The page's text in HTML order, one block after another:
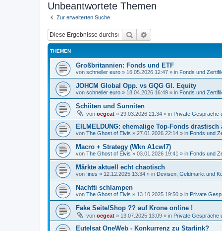
Unbeantwortete Themen
Zur erweiterten Suche
Suche
THEMEN
Großbritannien: Fonds und ETF
von schneller euro » 16.05.2026 12:47 » in Fonds und
JOHCM Global Opp. vs GQG Gl. Equity
von schneller euro » 18.04.2026 16:49 » in Fonds und
Schiiten und Sunniten
von oegeat » 29.03.2026 21:34 » in Private Gespräche
EILMELDUNG: ehemalige Top-Fonds
von The Ghost of Elvis » 27.01.2026 22:14 » in Fonds und
Macro + Strategy (Wkn A1cwl7)
von The Ghost of Elvis » 03.01.2026 19:41 » in Fonds und
Märkte aktuell echt chaotisch
von Iines » 12.12.2025 13:34 » in Devisen, Geldmarkt und
Nachtti schlampen
von The Ghost of Elvis » 13.10.2025 19:50 » in Private
Fake Seite/Shop ?? auf Krone online !
von oegeat » 13.07.2025 13:09 » in Private Gespräche
Eutelsat OneWeb - Konkurrenz zu Starlink?